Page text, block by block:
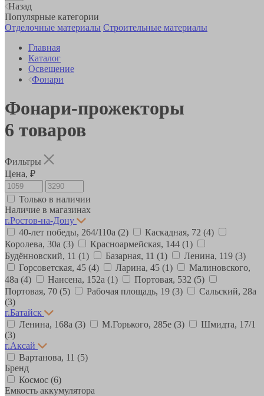
Назад
Популярные категории
Отделочные материалы Строительные материалы
Главная
Каталог
Освещение
Фонари
Фонари-прожекторы
6 товаров
Фильтры
Цена, ₽
Только в наличии
Наличие в магазинах
г.Ростов-на-Дону
40-лет победы, 264/110а (2) Каскадная, 72 (4)
Королева, 30а (3) Красноармейская, 144 (1)
Будённовский, 11 (1) Базарная, 11 (1) Ленина, 119 (3)
Горсоветская, 45 (4) Ларина, 45 (1)
Малиновского,
48а (4) Нансена, 152а (1) Портовая, 532 (5)
Портовая, 70 (5) Рабочая площадь, 19 (3)
Сальский, 28a
(3)
г.Батайск
Ленина, 168а (3) М.Горького, 285е (3)
Шмидта, 17/1
(3)
г.Аксай
Вартанова, 11 (5)
Бренд
Космос (6)
Емкость аккумулятора